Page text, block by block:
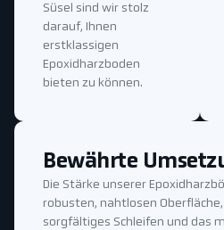
Süsel sind wir stolz
darauf, Ihnen
erstklassigen
Epoxidharzboden
bieten zu können.
Bewährte
Die Stärke unserer
robusten, nahtlosen
sorgfältiges Schleifen und das